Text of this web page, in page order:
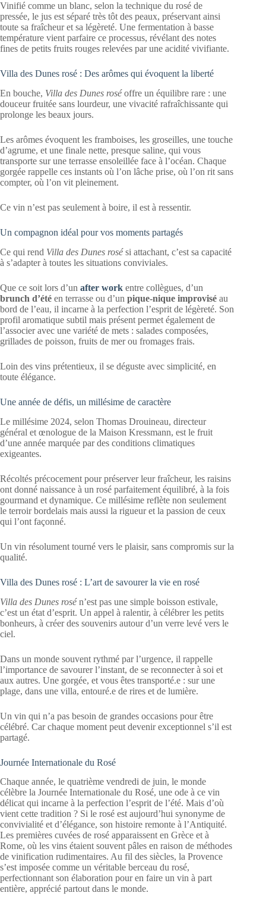
Vinifié comme un blanc, selon la technique du rosé de
pressée, le jus est séparé très tôt des peaux, préservant ainsi
toute sa fraîcheur et sa légèreté. Une fermentation à basse
température vient parfaire ce processus, révélant des notes
fines de petits fruits rouges relevées par une acidité vivifiante.
Villa des Dunes rosé : Des arômes qui évoquent la liberté
En bouche, Villa des Dunes roséoffre un équilibre rare : une
douceur fruitée sans lourdeur, une vivacité rafraîchissante qui
prolonge les beaux jours.
Les arômes évoquent les framboises, les groseilles, une touche
d’agrume, et une finale nette, presque saline, qui vous
transporte sur une terrasse ensoleillée face à l’océan. Chaque
gorgée rappelle ces instants où l’on lâche prise, où l’on rit sans
compter, où l’on vit pleinement.
Ce vin n’est pas seulement à boire, il est à ressentir.
Un compagnon idéal pour vos moments partagés
Ce qui rend Villa des Dunes rosési attachant, c’est sa capacité
à s’adapter à toutes les situations conviviales.
Que ce soit lors d’un after work entre collègues, d’un
brunch d’été en terrasse ou d’un pique-nique improvisé au
bord de l’eau, il incarne à la perfection l’esprit de légèreté. Son
profil aromatique subtil mais présent permet également de
l’associer avec une variété de mets : salades composées,
grillades de poisson, fruits de mer ou fromages frais.
Loin des vins prétentieux, il se déguste avec simplicité, en
toute élégance.
Une année de défis, un millésime de caractère
Le millésime 2024, selon Thomas Drouineau, directeur
général et œnologue de la Maison Kressmann, est le fruit
d’une année marquée par des conditions climatiques
exigeantes.
Récoltés précocement pour préserver leur fraîcheur, les raisins
ont donné naissance à un rosé parfaitement équilibré, à la fois
gourmand et dynamique. Ce millésime reflète non seulement
le terroir bordelais mais aussi la rigueur et la passion de ceux
qui l’ont façonné.
Un vin résolument tourné vers le plaisir, sans compromis sur la
qualité.
Villa des Dunes rosé : L’art de savourer la vie en rosé
Villa des Dunes rosén’est pas une simple boisson estivale,
c’est un état d’esprit. Un appel à ralentir, à célébrer les petits
bonheurs, à créer des souvenirs autour d’un verre levé vers le
ciel.
Dans un monde souvent rythmé par l’urgence, il rappelle
l’importance de savourer l’instant, de se reconnecter à soi et
aux autres. Une gorgée, et vous êtes transporté.e : sur une
plage, dans une villa, entouré.e de rires et de lumière.
Un vin qui n’a pas besoin de grandes occasions pour être
célébré. Car chaque moment peut devenir exceptionnel s’il est
partagé.
Journée Internationale du Rosé
Chaque année, le quatrième vendredi de juin, le monde
célèbre la Journée Internationale du Rosé, une ode à ce vin
délicat qui incarne à la perfection l’esprit de l’été. Mais d’où
vient cette tradition ? Si le rosé est aujourd’hui synonyme de
convivialité et d’élégance, son histoire remonte à l’Antiquité.
Les premières cuvées de rosé apparaissent en Grèce et à
Rome, où les vins étaient souvent pâles en raison de méthodes
de vinification rudimentaires. Au fil des siècles, la Provence
s’est imposée comme un véritable berceau du rosé,
perfectionnant son élaboration pour en faire un vin à part
entière, apprécié partout dans le monde.